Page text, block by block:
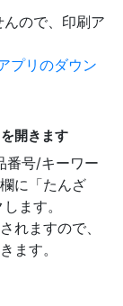
ので、印刷ア
プリのダウン
開きます
番号/キーワー
に「たんざ
ます。
れますので、
ます。